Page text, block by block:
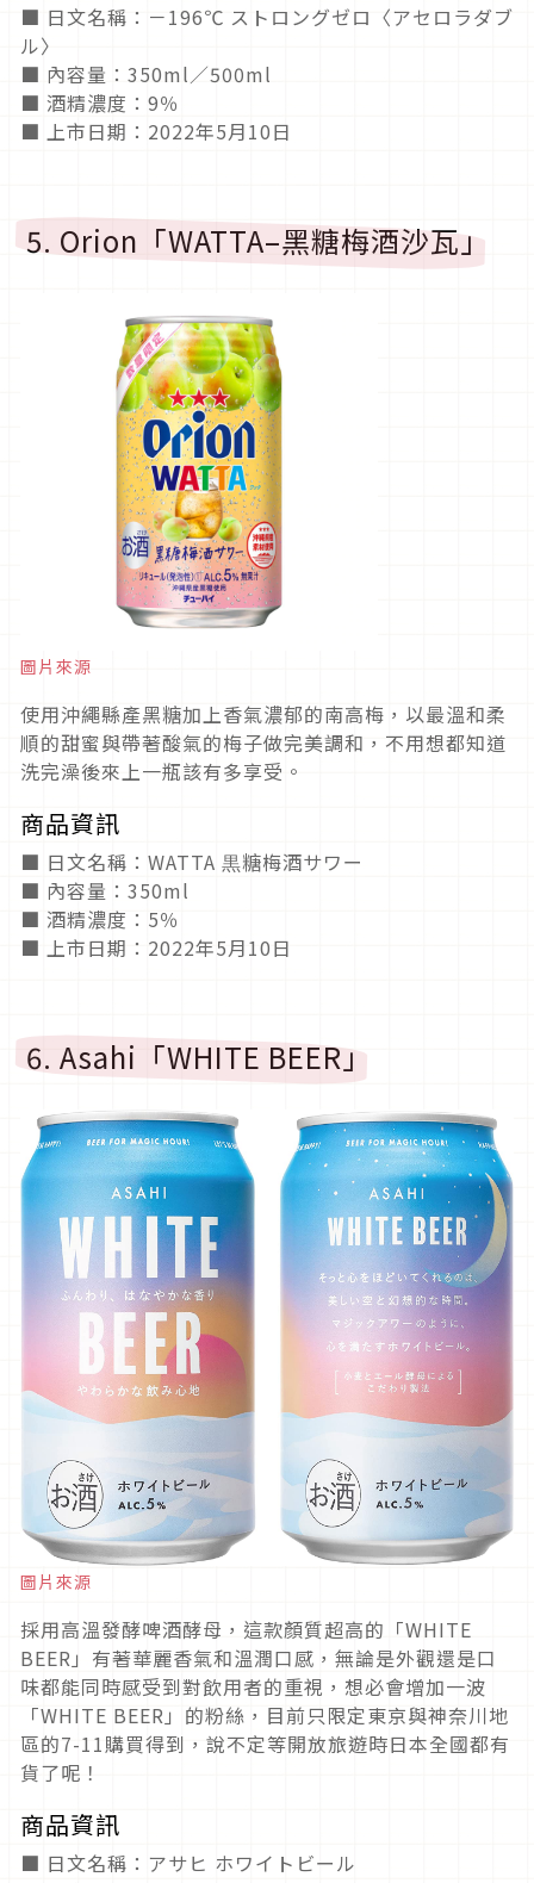
■ 日文名稱：－196℃ ストロングゼロ〈アセロラダブ
ル〉
■ 內容量：350ml／500ml
■ 酒精濃度：9％
■ 上市日期：2022年5月10日
5. Orion「WATTA–黑糖梅酒沙瓦」
圖片來源
使用沖繩縣產黑糖加上香氣濃郁的南高梅，以最溫和柔
順的甜蜜與帶著酸氣的梅子做完美調和，不用想都知道
洗完澡後來上一瓶該有多享受。
商品資訊
■ 日文名稱：WATTA 黒糖梅酒サワー
■ 內容量：350ml
■ 酒精濃度：5％
■ 上市日期：2022年5月10日
6. Asahi「WHITE BEER」
圖片來源
採用高溫發酵啤酒酵母，這款顏質超高的「WHITE
BEER」有著華麗香氣和溫潤口感，無論是外觀還是口
味都能同時感受到對飲用者的重視，想必會增加一波
「WHITE BEER」的粉絲，目前只限定東京與神奈川地
區的7-11購買得到，說不定等開放旅遊時日本全國都有
貨了呢！
商品資訊
■ 日文名稱：アサヒ ホワイトビール